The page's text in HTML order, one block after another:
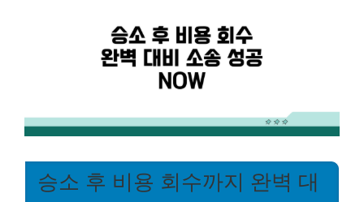
승소 후 비용 회수까지 완벽 대